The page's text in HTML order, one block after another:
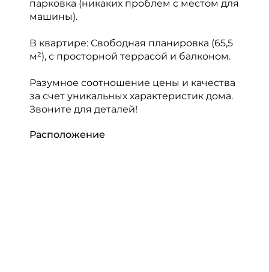
парковка (никаких проблем с местом для
машины).
В квартире: Свободная планировка (65,5
м²), с просторной террасой и балконом.
Разумное соотношение цены и качества
за счет уникальных характеристик дома.
Звоните для деталей!
Расположение